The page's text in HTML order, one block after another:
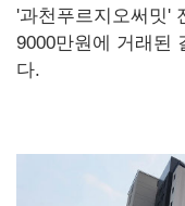
'과천푸르지오써밋'
9000만원에 거래된
다.